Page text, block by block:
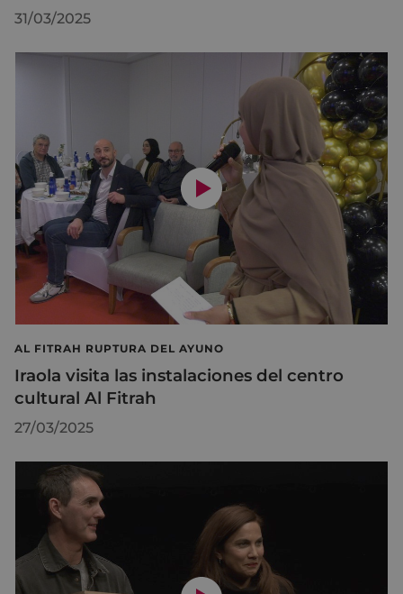
31/03/2025
AL FITRAH RUPTURA DEL AYUNO
Iraola visita las instalaciones del centro
cultural Al Fitrah
27/03/2025